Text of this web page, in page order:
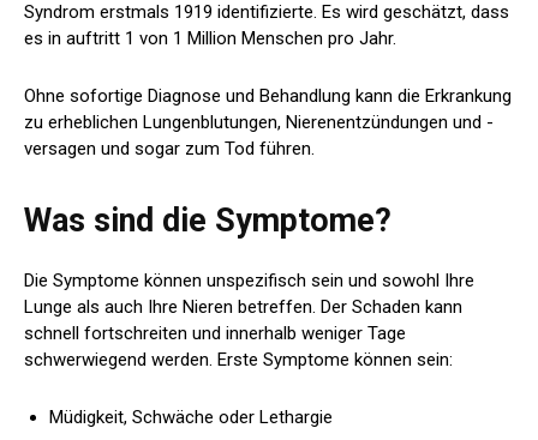
Syndrom erstmals 1919 identifizierte. Es wird geschätzt, dass
es in auftritt 1 von 1 Million Menschen pro Jahr.
Ohne sofortige Diagnose und Behandlung kann die Erkrankung
zu erheblichen Lungenblutungen, Nierenentzündungen und -
versagen und sogar zum Tod führen.
Was sind die Symptome?
Die Symptome können unspezifisch sein und sowohl Ihre
Lunge als auch Ihre Nieren betreffen. Der Schaden kann
schnell fortschreiten und innerhalb weniger Tage
schwerwiegend werden. Erste Symptome können sein:
Müdigkeit, Schwäche oder Lethargie